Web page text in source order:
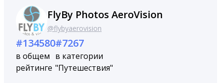
FlyBy Photos AeroVision
@flybyaerovision
#134580
в общем
рейтинге
#7267
в категории
"Путешествия"